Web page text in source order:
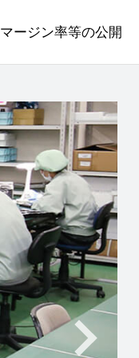
マージン率等の公開